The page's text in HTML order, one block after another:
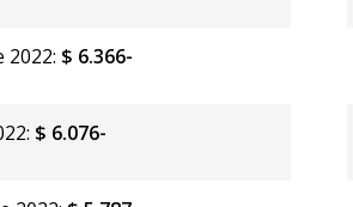
2022: $ 6.366-
$ 6.076-